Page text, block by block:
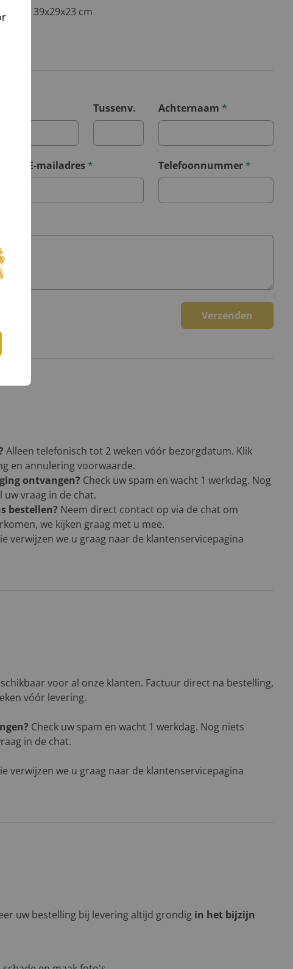
C232, 39x29x23 cm
Tussenv. Achternaam *
E-mailadres* Telefoonnummer*
Verzenden
Alleen telefonisch tot 2 weken vóór bezorgdatum. Klik
en annulering voorwaarde.
ontvangen? Check uw spam en wacht 1 werkdag. Nog
uw vraag in de chat.
bestellen? Neem direct contact op via de chat om
we kijken graag met u mee.
verwijzen we u graag naar de klantenservicepagina
voor al onze klanten. Factuur direct na bestelling,
vóór levering.
Check uw spam en wacht 1 werkdag. Nog niets
in de chat.
verwijzen we u graag naar de klantenservicepagina
uw bestelling bij levering altijd grondig in het bijzijn